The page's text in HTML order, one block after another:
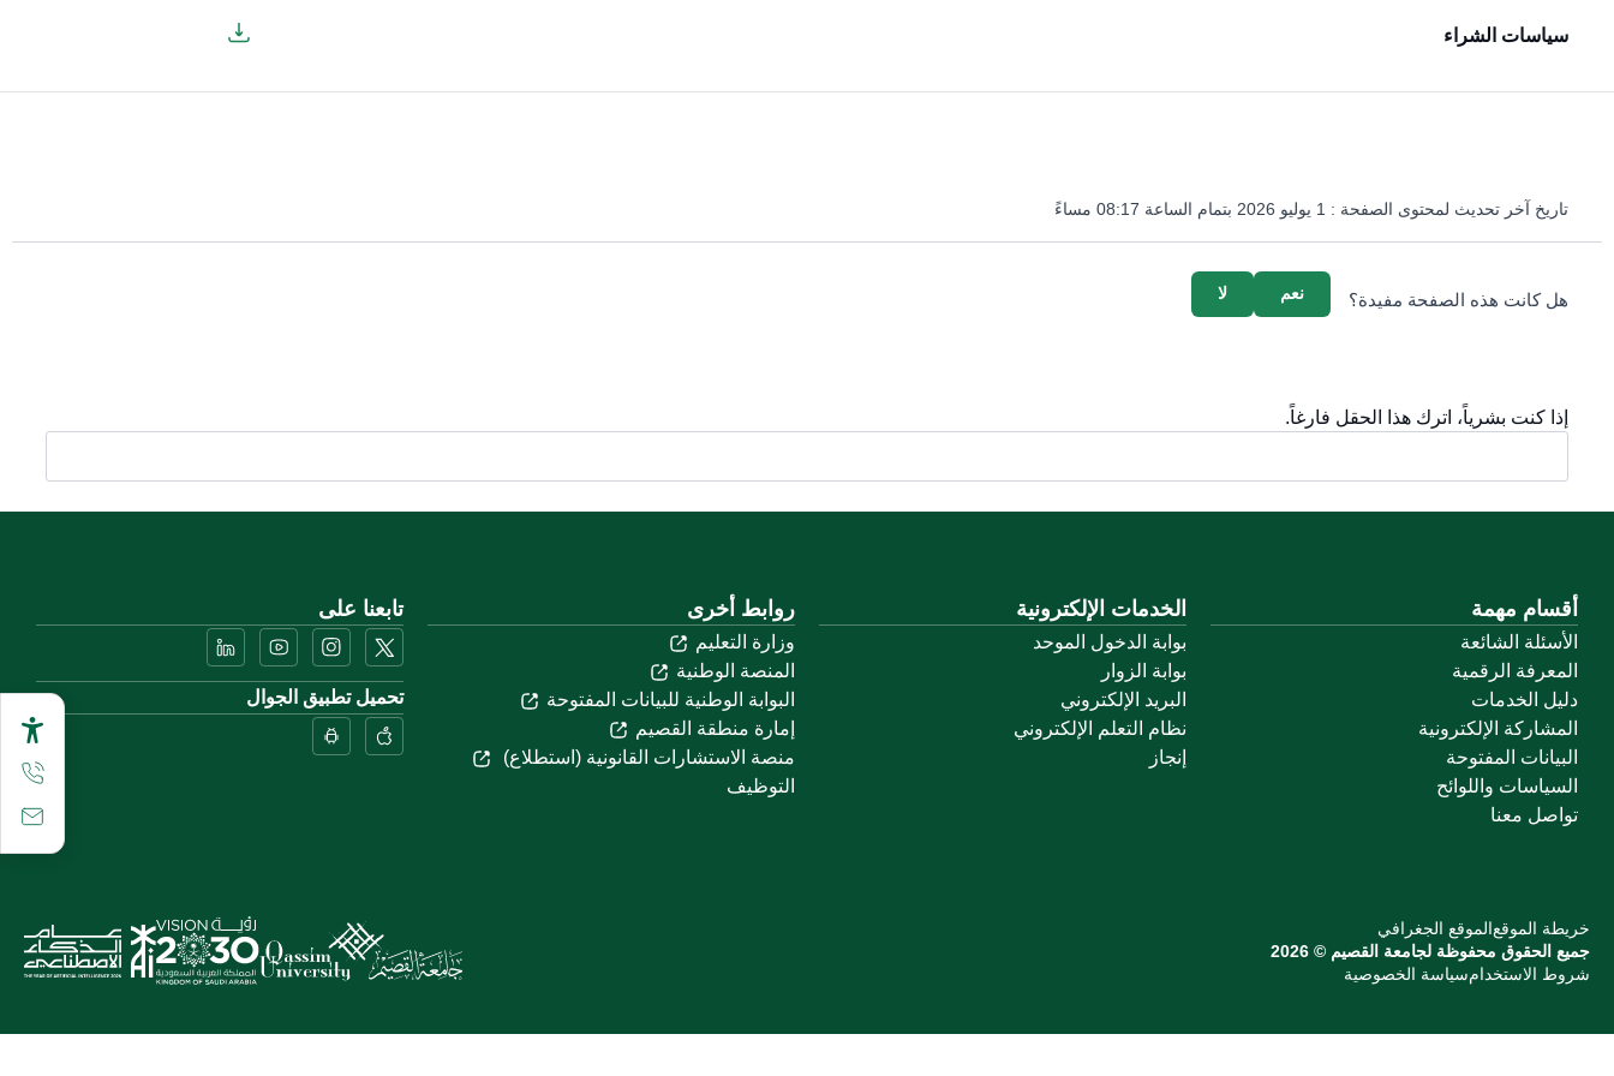
سياسات الشراء
تاريخ آخر تحديث لمحتوى الصفحة : 1 يوليو 2026 بتمام الساعة 08:17 مساءً
هل كانت هذه الصفحة مفيدة؟ لا نعم
إذا كنت بشرياً، اترك هذا الحقل فارغاً.
أقسام مهمة
الأسئلة الشائعة
المعرفة الرقمية
دليل الخدمات
المشاركة الإلكترونية
البيانات المفتوحة
السياسات واللوائح
تواصل معنا
الخدمات الإلكترونية
بوابة الدخول الموحد
بوابة الزوار
البريد الإلكتروني
نظام التعلم الإلكتروني
إنجاز
روابط أخرى
وزارة التعليم
المنصة الوطنية
البوابة الوطنية للبيانات المفتوحة
إمارة منطقة القصيم
منصة الاستشارات القانونية (استطلاع)
التوظيف
تابعنا على
تحميل تطبيق الجوال
خريطة الموقعالموقع الجغرافي
جميع الحقوق محفوظة لجامعة القصيم © 2026
شروط الاستخدامسياسة الخصوصية